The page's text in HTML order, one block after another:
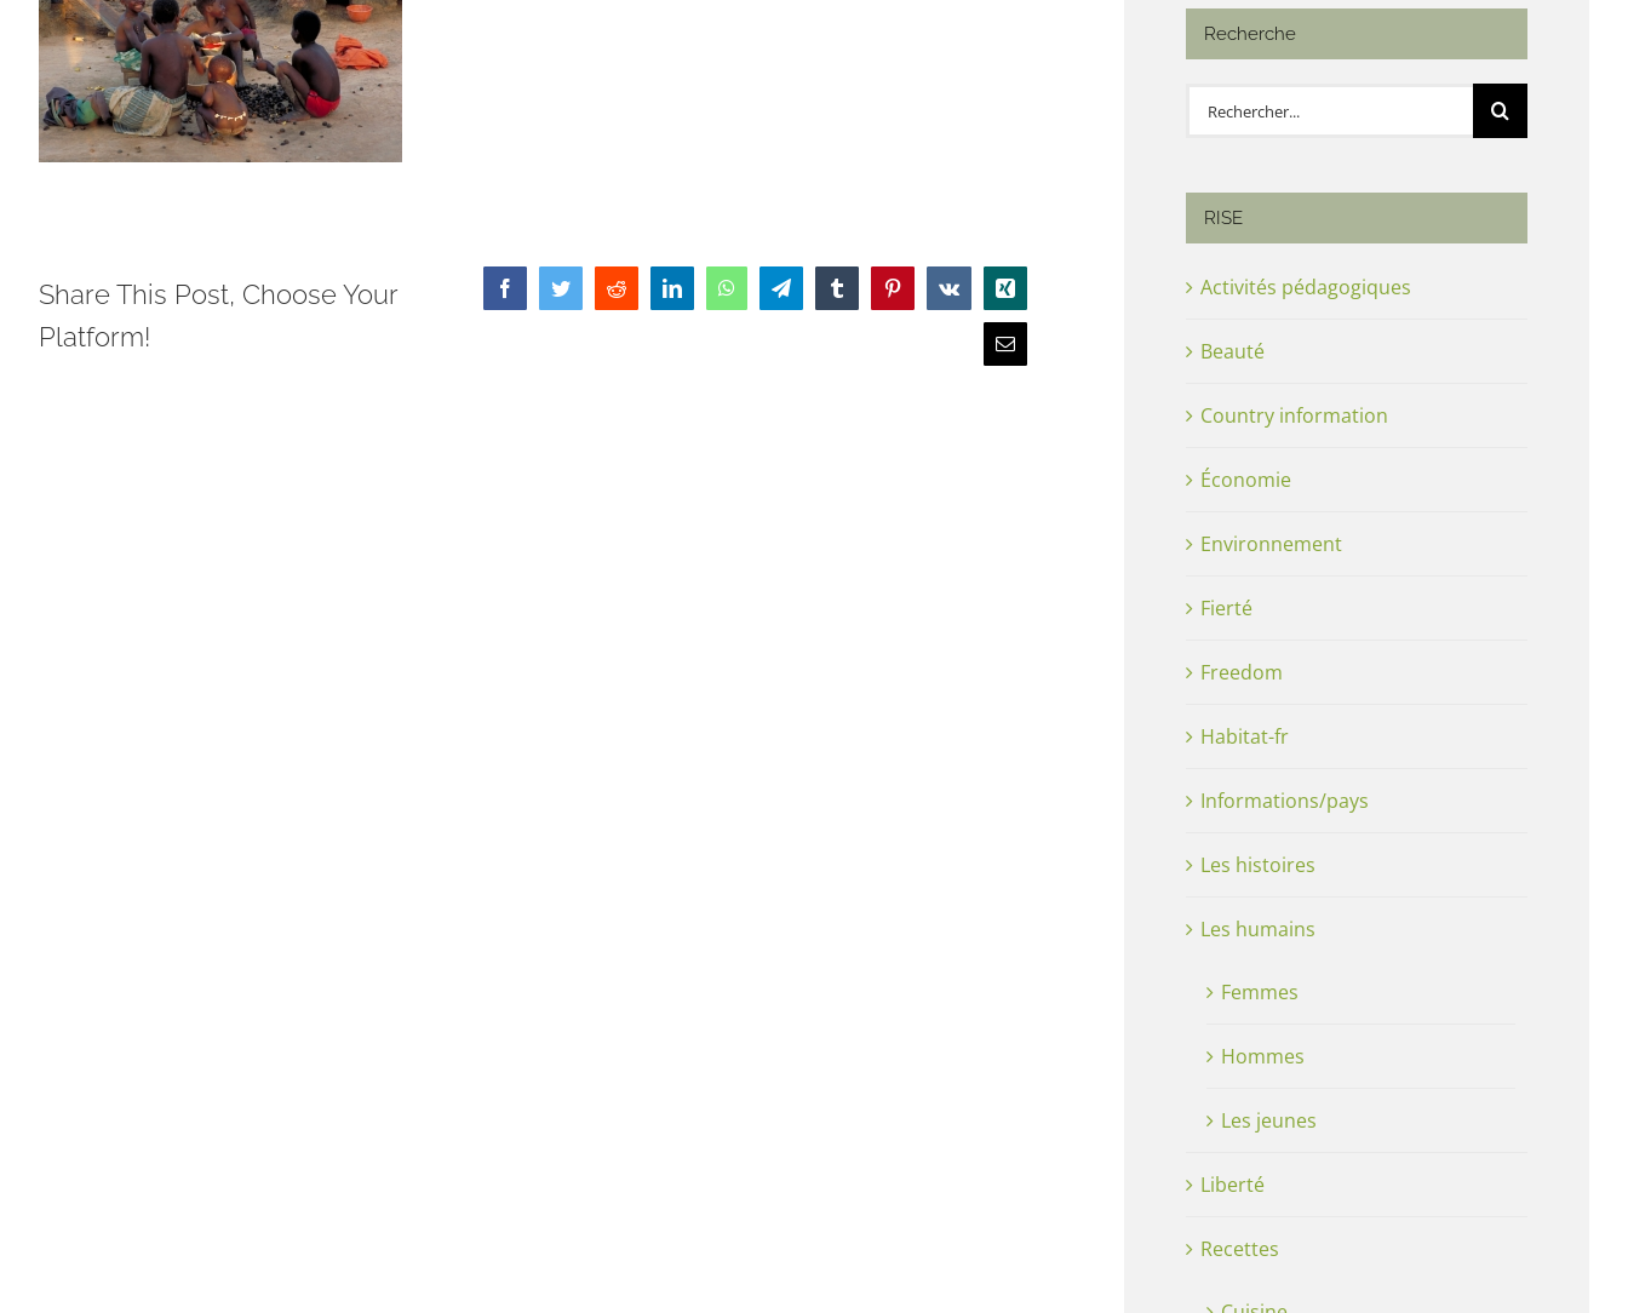
Share This Post, Choose Your
Platform!
FacebookTwitterReddit LinkedInWhatsAppTelegramTumblrPinterestVk Xing
Email
Recherche
Rechercher:
RISE
Activités pédagogiques
Beauté
Country information
Économie
Environnement
Fierté
Freedom
Habitat-fr
Informations/pays
Les histoires
Les humains
Femmes
Hommes
Les jeunes
Liberté
Recettes